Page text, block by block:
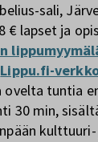
sali,
€ lapset ja
Lippu.fi-
tuntia
30 min,